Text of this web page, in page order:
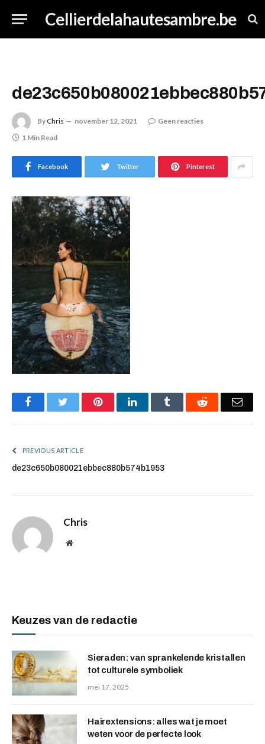
Cellierdelahautesambre.be
By Chris november 12, 2021
Geen reacties
1 Min Read
Facebook Twitter Pinterest
FacebookTwitter PinterestLinkedIn Tumblr Reddit
PREVIOUS ARTICLE
de23c650b080021ebbec880b574b1953
Chris
Website
Keuzes van de redactie
Sieraden: van sprankelende kristallen
tot culturele symboliek
mei 17, 2025
Hairextensions: alles wat je moet
weten voor de perfecte look